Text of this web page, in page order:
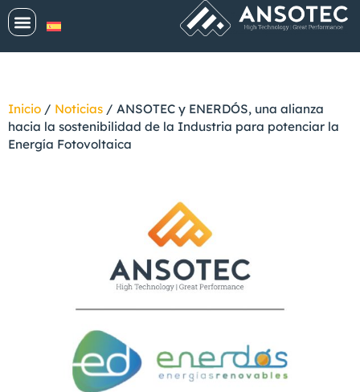
Inicio / Noticias / ANSOTEC y ENERDÓS, una alianza
hacia la sostenibilidad de la Industria para potenciar la
Energía Fotovoltaica